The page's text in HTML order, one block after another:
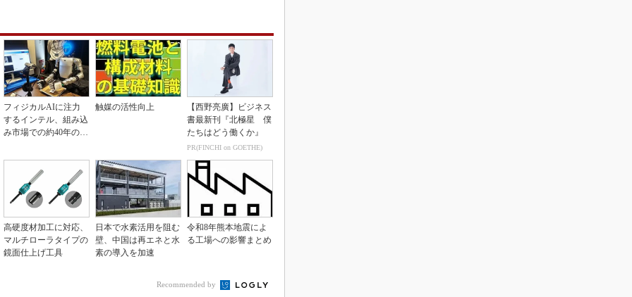
フィジカルAIに注力
するインテル、組み込
み市場での約40年の実
触媒の活性向上
【西野亮廣】ビジネス
書最新刊『北極星 僕
たちはどう働くか』
PR(FINCHI on GOETHE)
高硬度材加工に対応、
マルチローラタイプの
鏡面仕上げ工具
日本で水素活用を阻む
壁、中国は再エネと水
素の導入を加速
令和8年熊本地震によ
る工場への影響まとめ
Recommended by